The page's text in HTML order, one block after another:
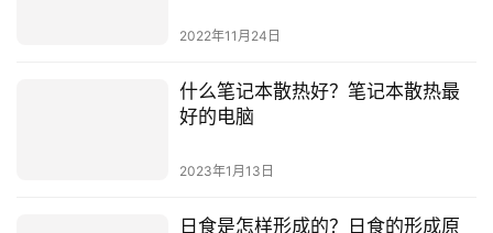
好的电脑
理